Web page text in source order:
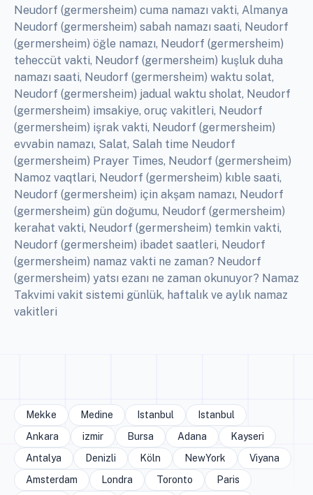
Neudorf (germersheim) cuma namazı vakti, Almanya
Neudorf (germersheim) sabah namazı saati, Neudorf
(germersheim) öğle namazı, Neudorf (germersheim)
teheccüt vakti, Neudorf (germersheim) kuşluk duha
namazı saati, Neudorf (germersheim) waktu solat,
Neudorf (germersheim) jadual waktu sholat, Neudorf
(germersheim) imsakiye, oruç vakitleri, Neudorf
(germersheim) işrak vakti, Neudorf (germersheim)
evvabin namazı, Salat, Salah time Neudorf
(germersheim) Prayer Times, Neudorf (germersheim)
Namoz vaqtlari, Neudorf (germersheim) kıble saati,
Neudorf (germersheim) için akşam namazı, Neudorf
(germersheim) gün doğumu, Neudorf (germersheim)
kerahat vakti, Neudorf (germersheim) temkin vakti,
Neudorf (germersheim) ibadet saatleri, Neudorf
(germersheim) namaz vakti ne zaman? Neudorf
(germersheim) yatsı ezanı ne zaman okunuyor? Namaz
Takvimi vakit sistemi günlük, haftalık ve aylık namaz
vakitleri
Mekke Medine Istanbul
Istanbul
Ankara
izmir Bursa Adana
Kayseri
Antalya
Denizli Köln NewYork
Viyana
Amsterdam
Londra Toronto
Paris